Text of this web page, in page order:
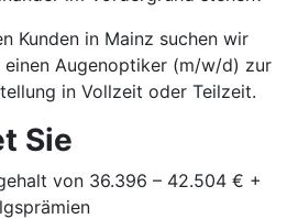
Kunden in Mainz suchen wir
Augenoptiker (m/w/d) zur
in Vollzeit oder Teilzeit.
Sie
von 36.396 – 42.504 € +